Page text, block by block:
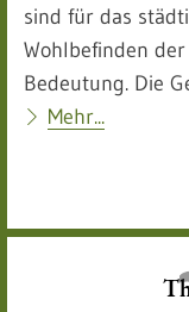
sind für das
Wohlbefinden
Bedeutung. Die
Mehr...